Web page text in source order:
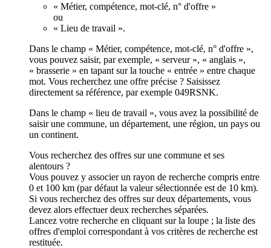
« Métier, compétence, mot-clé, n° d'offre »
ou
« Lieu de travail ».
Dans le champ « Métier, compétence, mot-clé, n° d'offre »,
vous pouvez saisir, par exemple, « serveur », « anglais »,
« brasserie » en tapant sur la touche « entrée » entre chaque
mot. Vous recherchez une offre précise ? Saisissez
directement sa référence, par exemple 049RSNK.
Dans le champ « lieu de travail », vous avez la possibilité de
saisir une commune, un département, une région, un pays ou
un continent.
Vous recherchez des offres sur une commune et ses
alentours ?
Vous pouvez y associer un rayon de recherche compris entre
0 et 100 km (par défaut la valeur sélectionnée est de 10 km).
Si vous recherchez des offres sur deux départements, vous
devez alors effectuer deux recherches séparées.
Lancez votre recherche en cliquant sur la loupe ; la liste des
offres d'emploi correspondant à vos critères de recherche est
restituée.